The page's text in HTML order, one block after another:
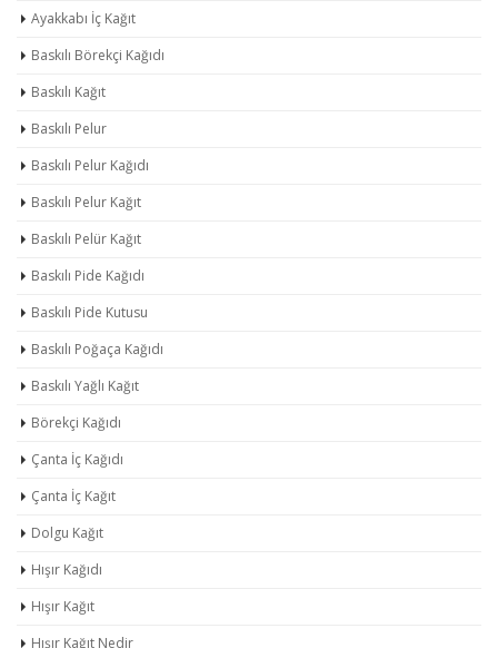
Ayakkabı İç Kağıt
Baskılı Börekçi Kağıdı
Baskılı Kağıt
Baskılı Pelur
Baskılı Pelur Kağıdı
Baskılı Pelur Kağıt
Baskılı Pelür Kağıt
Baskılı Pide Kağıdı
Baskılı Pide Kutusu
Baskılı Poğaça Kağıdı
Baskılı Yağlı Kağıt
Börekçi Kağıdı
Çanta İç Kağıdı
Çanta İç Kağıt
Dolgu Kağıt
Hışır Kağıdı
Hışır Kağıt
Hışır Kağıt Nedir